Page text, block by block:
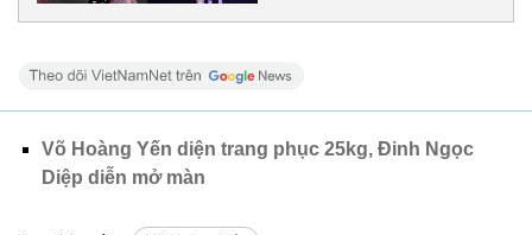
Võ Hoàng Yến diện trang phục 25kg, Đinh Ngọc
Diệp diễn mở màn